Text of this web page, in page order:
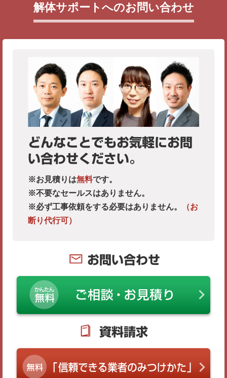
解体サポートへのお問い合わせ
どんなことでもお気軽にお問
い合わせください。
※お見積りは無料です。
※不要なセールスはありません。
※必ず工事依頼をする必要はありません。
（お
断り代行可）
お問い合わせ
資料請求